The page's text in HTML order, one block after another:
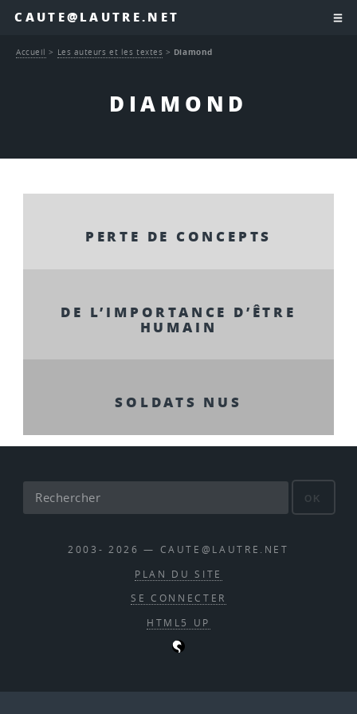
CAUTE@LAUTRE.NET
DIAMOND
Accueil > Les auteurs et les textes > Diamond
PERTE DE CONCEPTS
DE L’IMPORTANCE D’ÊTRE
HUMAIN
SOLDATS NUS
OK
2003- 2026 — CAUTE@LAUTRE.NET
PLAN DU SITE
SE CONNECTER
HTML5 UP